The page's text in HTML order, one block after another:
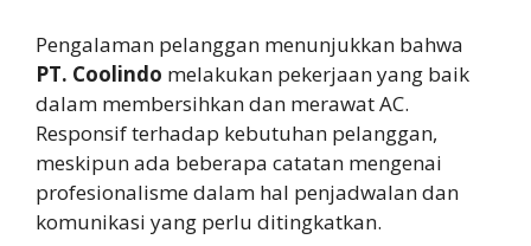
Pengalaman pelanggan menunjukkan bahwa
PT. Coolindo melakukan pekerjaan yang baik
dalam membersihkan dan merawat AC.
Responsif terhadap kebutuhan pelanggan,
meskipun ada beberapa catatan mengenai
profesionalisme dalam hal penjadwalan dan
komunikasi yang perlu ditingkatkan.